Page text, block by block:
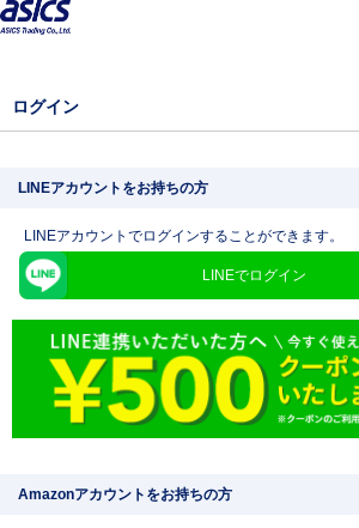
ログイン
LINEアカウントをお持ちの方
LINEアカウントでログインすることができます。
LINEでログイン
Amazonアカウントをお持ちの方